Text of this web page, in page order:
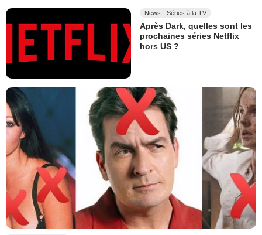
News - Séries à la TV
Après Dark, quelles sont les
prochaines séries Netflix
hors US ?